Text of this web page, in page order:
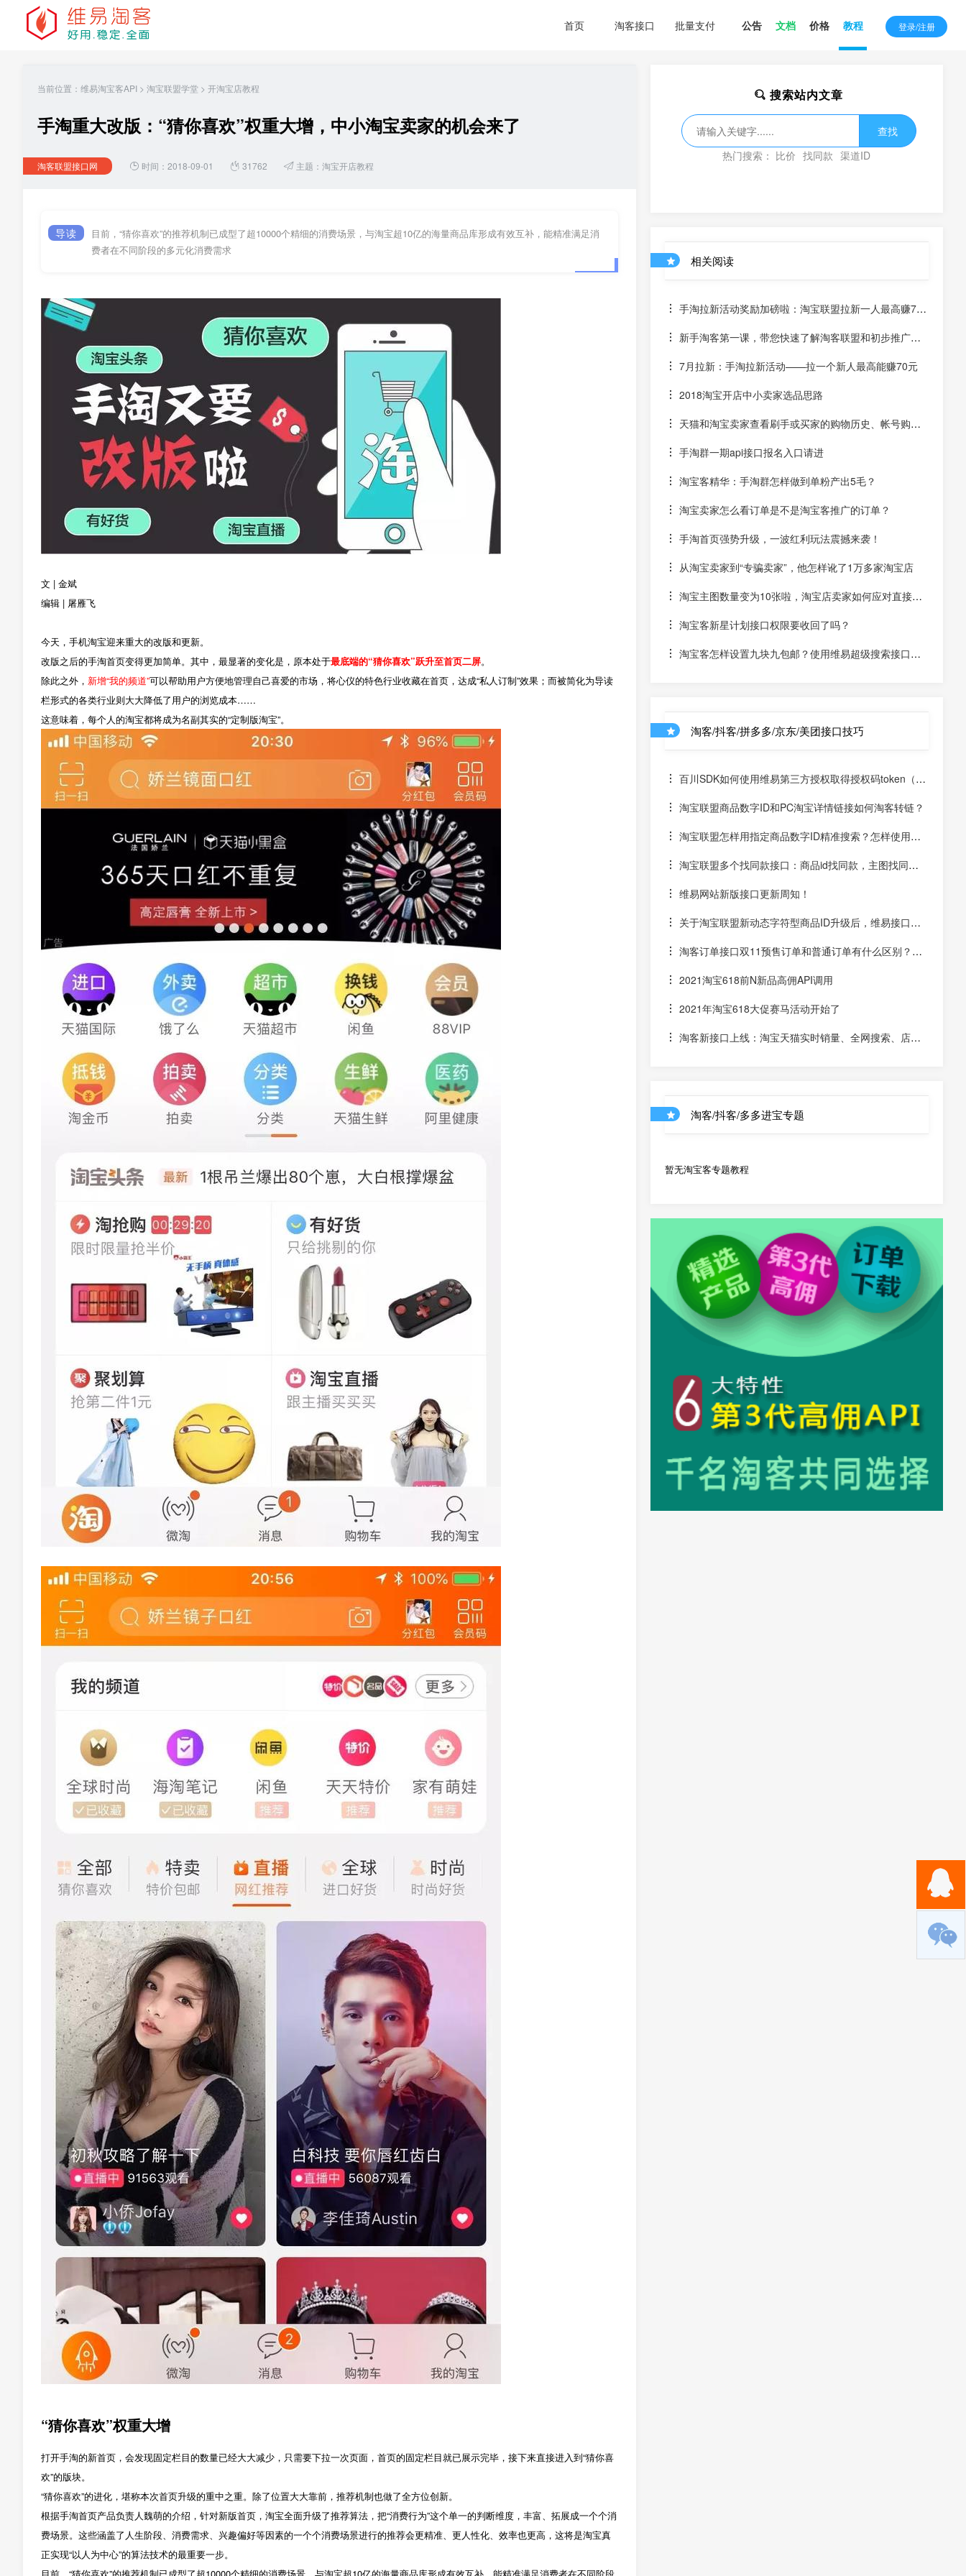
首页 淘客接口 批量支付 公告 文档 价格 教程 登录/注册
当前位置： 维易淘宝客API > 淘宝联盟学堂 > 开淘宝店教程
手淘重大改版：“猜你喜欢”权重大增，中小淘宝卖家的机会来了
淘客联盟接口网 时间：2018-09-01 31762 主题： 淘宝开店教程
导读
目前，“猜你喜欢”的推荐机制已成型了超10000个精细的消费场景，与淘宝超10亿的海量商品库形成有效互补，能精准满足消
费者在不同阶段的多元化消费需求
文 | 金斌
编辑 | 屠雁飞
今天，手机淘宝迎来重大的改版和更新。
改版之后的手淘首页变得更加简单。其中，最显著的变化是，原本处于最底端的“猜你喜欢”跃升至首页二屏。
除此之外， 新增“我的频道”可以帮助用户方便地管理自己喜爱的市场，将心仪的特色行业收藏在首页，达成“私人订制”效果；而被简化为导读
栏形式的各类行业则大大降低了用户的浏览成本……
这意味着，每个人的淘宝都将成为名副其实的“定制版淘宝”。
“猜你喜欢”权重大增
打开手淘的新首页，会发现固定栏目的数量已经大大减少，只需要下拉一次页面，首页的固定栏目就已展示完毕，接下来直接进入到“猜你喜
欢”的版块。
“猜你喜欢”的进化，堪称本次首页升级的重中之重。除了位置大大靠前，推荐机制也做了全方位创新。
根据手淘首页产品负责人魏萌的介绍，针对新版首页，淘宝全面升级了推荐算法，把“消费行为”这个单一的判断维度，丰富、拓展成一个个消
费场景。这些涵盖了人生阶段、消费需求、兴趣偏好等因素的一个个消费场景进行的推荐会更精准、更人性化、效率也更高，这将是淘宝真
正实现“以人为中心”的算法技术的最重要一步。
搜索站内文章
查找
热门搜索： 比价 找同款 渠道ID
相关阅读
手淘拉新活动奖励加磅啦：淘宝联盟拉新一人最高赚70
元！新手淘客第一课，带您快速了解淘客联盟和初步推广技
巧 7月拉新：手淘拉新活动——拉一个新人最高能赚70元
2018淘宝开店中小卖家选品思路
天猫和淘宝卖家查看刷手或买家的购物历史、帐号购信
用和资质体检常用网址
手淘群一期api接口报名入口请进
淘宝客精华：手淘群怎样做到单粉产出5毛？
淘宝卖家怎么看订单是不是淘宝客推广的订单？
手淘首页强势升级，一波红利玩法震撼来袭！
从淘宝卖家到“专骗卖家”，他怎样讹了1万多家淘宝店
淘宝主图数量变为10张啦，淘宝店卖家如何应对直接提
升转化呢？
淘宝客新星计划接口权限要收回了吗？
淘宝客怎样设置九块九包邮？使用维易超级搜索接口展
淘客/抖客/拼多多/京东/美团接口技巧
百川SDK如何使用维易第三方授权取得授权码token（un
iapp）
淘宝联盟商品数字ID和PC淘宝详情链接如何淘客转链？
淘宝联盟怎样用指定商品数字ID精准搜索？怎样使用数
字ID和场景ID2转链？
淘宝联盟多个找同款接口：商品id找同款，主图找同
款，SKU找同款
维易网站新版接口更新周知！
关于淘宝联盟新动态字符型商品ID升级后，维易接口跟
进情况和API调用说明
淘客订单接口双11预售订单和普通订单有什么区别？怎
么区分是淘客双11预售订单是否已付尾款？预售中支付了定
金的宝贝该如何计算佣金
2021淘宝618前N新品高佣API调用
2021年淘宝618大促赛马活动开始了
淘客新接口上线：淘宝天猫实时销量、全网搜索、店铺
淘客/抖客/多多进宝专题
暂无淘宝客专题教程